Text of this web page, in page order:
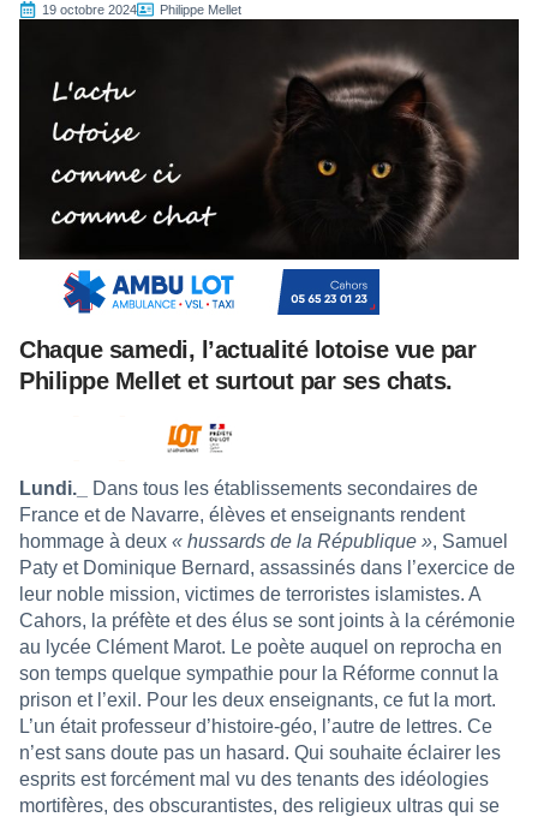
19 octobre 2024 Philippe Mellet
Chaque samedi, l’actualité lotoise vue par
Philippe Mellet et surtout par ses chats.
Lundi._
Dans tous les établissements secondaires de
France et de Navarre, élèves et enseignants rendent
hommage à deux « hussards de la République », Samuel
Paty et Dominique Bernard, assassinés dans l’exercice de
leur noble mission, victimes de terroristes islamistes. A
Cahors, la préfète et des élus se sont joints à la cérémonie
au lycée Clément Marot. Le poète auquel on reprocha en
son temps quelque sympathie pour la Réforme connut la
prison et l’exil. Pour les deux enseignants, ce fut la mort.
L’un était professeur d’histoire-géo, l’autre de lettres. Ce
n’est sans doute pas un hasard. Qui souhaite éclairer les
esprits est forcément mal vu des tenants des idéologies
mortifères, des obscurantistes, des religieux ultras qui se